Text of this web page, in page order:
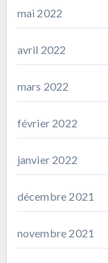
mai 2022
avril 2022
mars 2022
février 2022
janvier 2022
décembre 2021
novembre 2021